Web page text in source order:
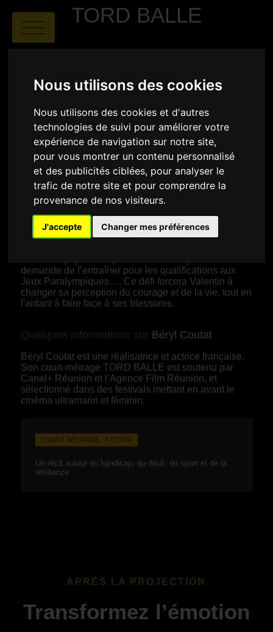
Nous utilisons des cookies
Nous utilisons des cookies et d'autres
technologies de suivi pour améliorer votre
expérience de navigation sur notre site,
pour vous montrer un contenu personnalisé
et des publicités ciblées, pour analyser le
trafic de notre site et pour comprendre la
provenance de nos visiteurs.
J'accepte Changer mes préférences
TORD BALLE
Béryl Coutat | 00:24 | France
SYNOPSIS
Les embûches de la vie ont rempli Valentin,
professeur d’EPS, d’aigreur : sa femme est morte, le
laissant seul avec son jeune fils, et il n’a jamais
réussi à mener son équipe de handball aux
Championnats de France. C’est alors qu’une équipe
demande de l’entraîner pour les qualifications aux
Jeux Paralympiques…. Ce défi forcera Valentin à
changer sa perception du courage et de la vie, tout en
l'aidant à faire face à ses blessures.
Quelques informations sur Béryl Coutat
Béryl Coutat est une réalisatrice et actrice française.
Son court-métrage TORD BALLE est soutenu par
Canal+ Réunion et l’Agence Film Réunion, et
sélectionné dans des festivals mettant en avant le
cinéma ultramarin et féminin.
COURT MÉTRAGE - FICTION
Un récit autour du handicap, du deuil, du sport et de la
résilience
APRÈS LA PROJECTION
Transformez l’émotion